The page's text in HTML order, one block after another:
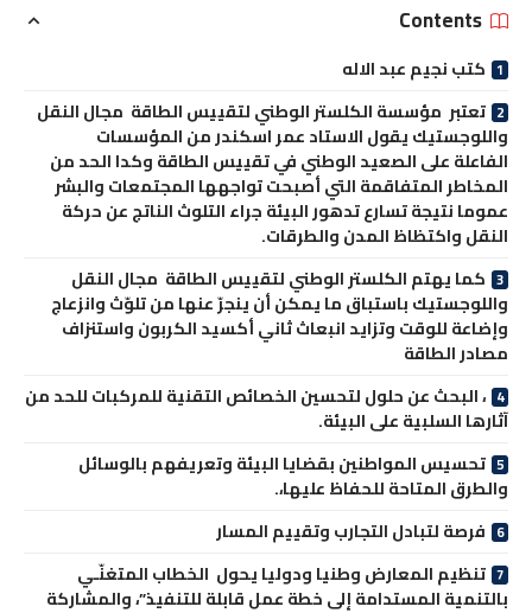
Contents
كتب نجيم عبد الاله
تعتبر مؤسسة الكلستر الوطني لتقييس الطاقة مجال النقل
واللوجستيك يقول الاستاد عمر اسكندر من المؤسسات
الفاعلة على الصعيد الوطني في تقييس الطاقة وكدا الحد من
المخاطر المتفاقمة التي أصبحت تواجهها المجتمعات والبشر
عموما نتيجة تسارع تدهور البيئة جراء التلوث الناتج عن حركة
النقل واكتظاظ المدن والطرقات.
كما يهتم الكلستر الوطني لتقييس الطاقة مجال النقل
واللوجستيك باستباق ما يمكن أن ينجرّ عنها من تلوّث وانزعاج
وإضاعة للوقت وتزايد انبعاث ثاني أكسيد الكربون واستنزاف
مصادر الطاقة
، البحث عن حلول لتحسين الخصائص التقنية للمركبات للحد من
آثارها السلبية على البيئة.
تحسيس المواطنين بقضايا البيئة وتعريفهم بالوسائل
والطرق المتاحة للحفاظ عليها،.
فرصة لتبادل التجارب وتقييم المسار
تنظيم المعارض وطنيا ودوليا يحول الخطاب المتغنّـي
بالتنمية المستدامة إلى خطة عمل قابلة للتنفيذ”، والمشاركة